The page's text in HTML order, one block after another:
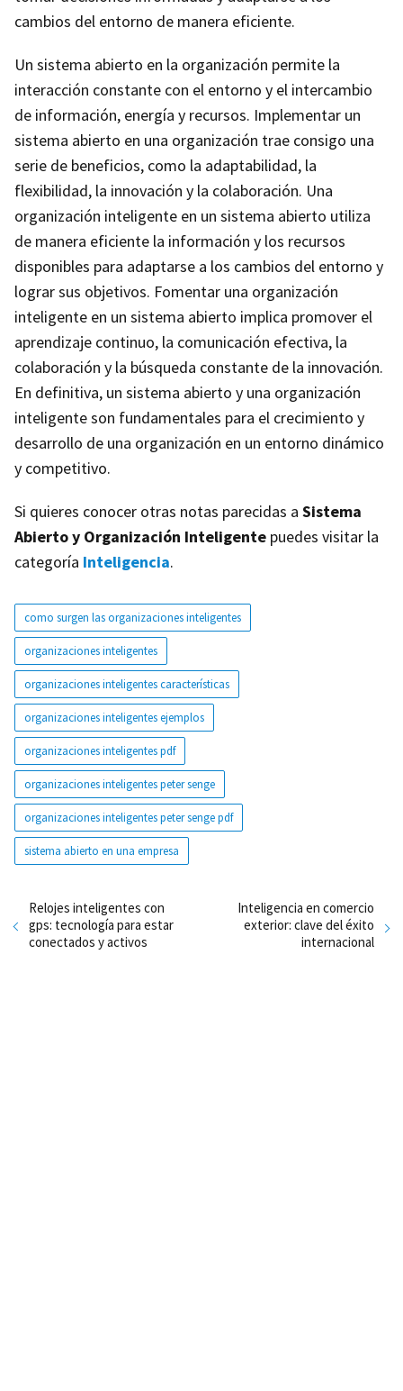
cambios del entorno de manera eficiente.
Un sistema abierto en la organización permite la
interacción constante con el entorno y el intercambio
de información, energía y recursos. Implementar un
sistema abierto en una organización trae consigo una
serie de beneficios, como la adaptabilidad, la
flexibilidad, la innovación y la colaboración. Una
organización inteligente en un sistema abierto utiliza
de manera eficiente la información y los recursos
disponibles para adaptarse a los cambios del entorno y
lograr sus objetivos. Fomentar una organización
inteligente en un sistema abierto implica promover el
aprendizaje continuo, la comunicación efectiva, la
colaboración y la búsqueda constante de la innovación.
En definitiva, un sistema abierto y una organización
inteligente son fundamentales para el crecimiento y
desarrollo de una organización en un entorno dinámico
y competitivo.
Si quieres conocer otras notas parecidas a Sistema
Abierto y Organización Inteligente puedes visitar la
categoría Inteligencia.
como surgen las organizaciones inteligentes
organizaciones inteligentes
organizaciones inteligentes características
organizaciones inteligentes ejemplos
organizaciones inteligentes pdf
organizaciones inteligentes peter senge
organizaciones inteligentes peter senge pdf
sistema abierto en una empresa
Relojes inteligentes con
gps: tecnología para estar
conectados y activos
Inteligencia en comercio
exterior: clave del éxito
internacional